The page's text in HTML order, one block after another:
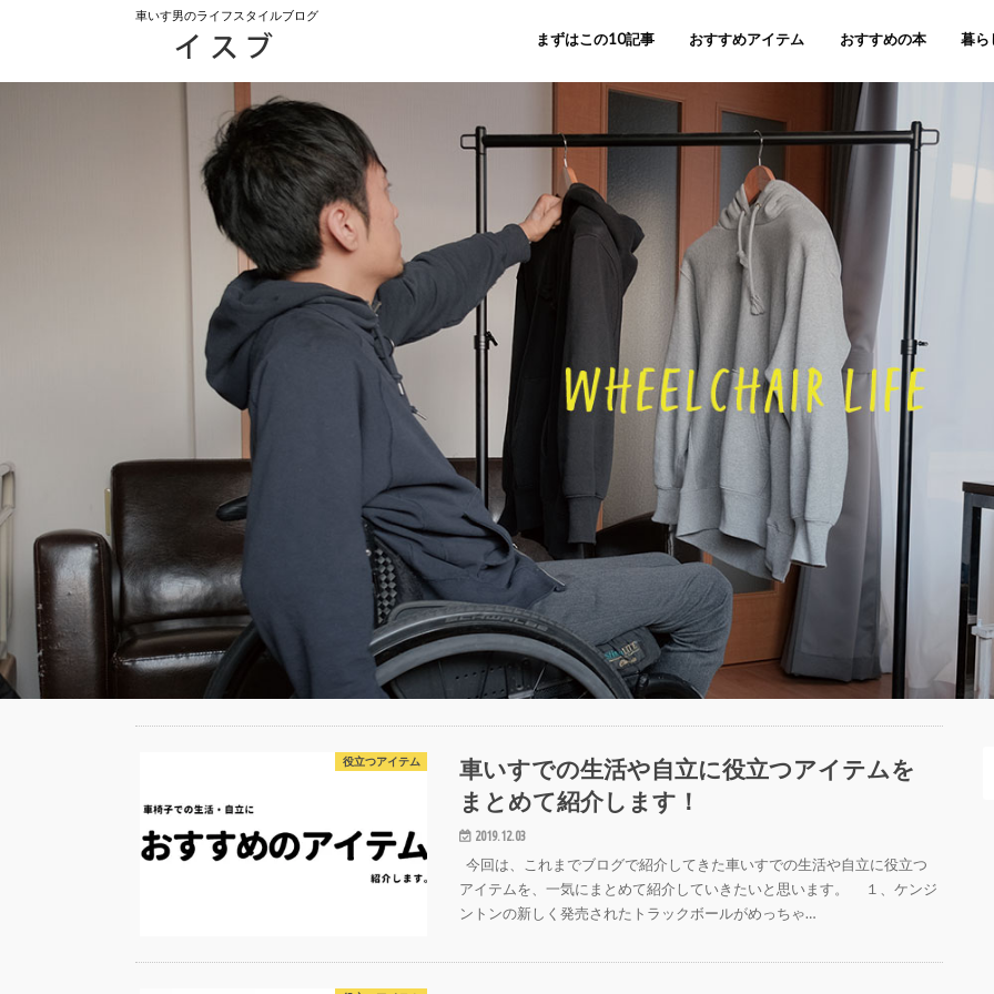
車いす男のライフスタイルブログ
まずはこの10記事 おすすめアイテム おすすめの本 暮ら
役立つアイテム
車いすでの生活や自立に役立つアイテムを
まとめて紹介します！
2019.12.03
今回は、これまでブログで紹介してきた車いすでの生活や自立に役立つ
アイテムを、一気にまとめて紹介していきたいと思います。 １、ケンジ
ントンの新しく発売されたトラックボールがめっちゃ…